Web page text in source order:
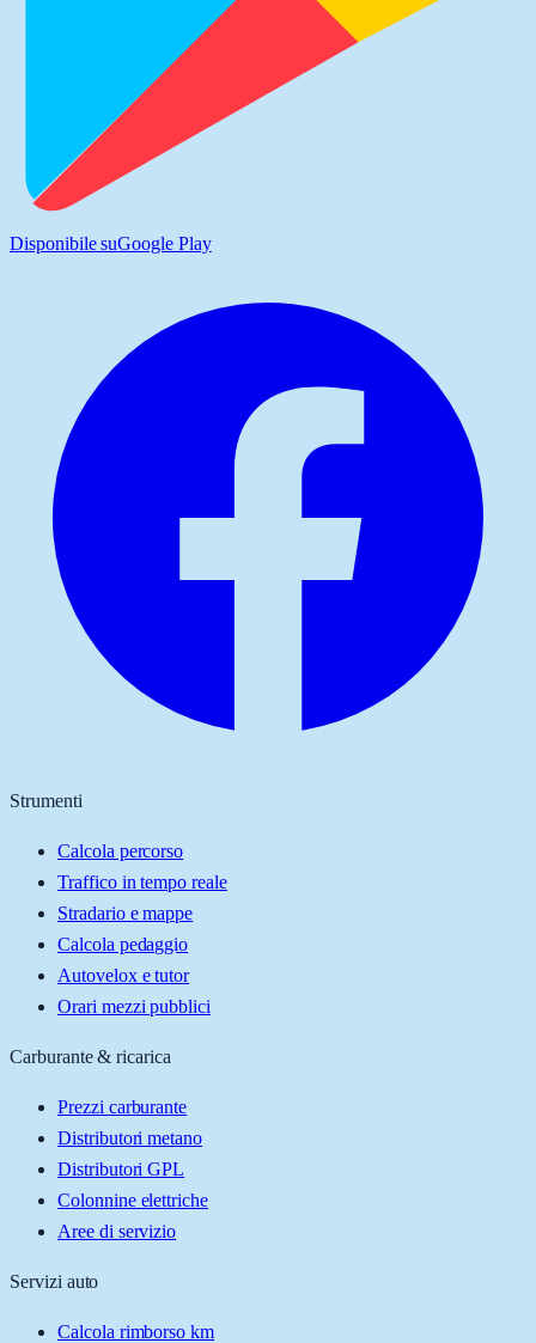
Disponibile suGoogle Play
Strumenti
Calcola percorso
Traffico in tempo reale
Stradario e mappe
Calcola pedaggio
Autovelox e tutor
Orari mezzi pubblici
Carburante & ricarica
Prezzi carburante
Distributori metano
Distributori GPL
Colonnine elettriche
Aree di servizio
Servizi auto
Calcola rimborso km